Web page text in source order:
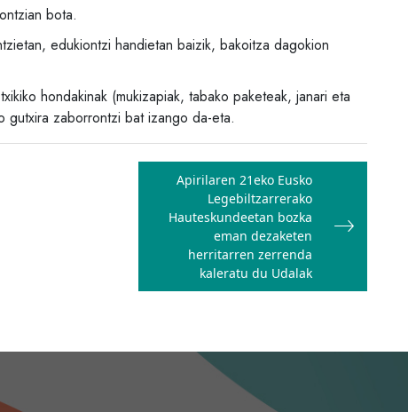
bota.
edukiontzi handietan baizik, bakoitza dagokion
hondakinak (mukizapiak, tabako paketeak, janari eta
zaborrontzi bat izango da-eta.
Apirilaren 21eko Eusko
Legebiltzarrerako
Hauteskundeetan bozka
eman dezaketen
herritarren zerrenda
kaleratu du Udalak